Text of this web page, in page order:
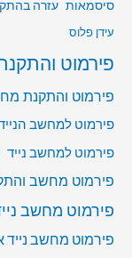
סיסמאות עזרה
עידן פלוס
פירמוט והתקנת
פירמוט והתקנת
פירמוט למחשב
פירמוט למחשב נייד
פירמוט מחשב
פירמוט מחשב
פירמוט מחשב נייד